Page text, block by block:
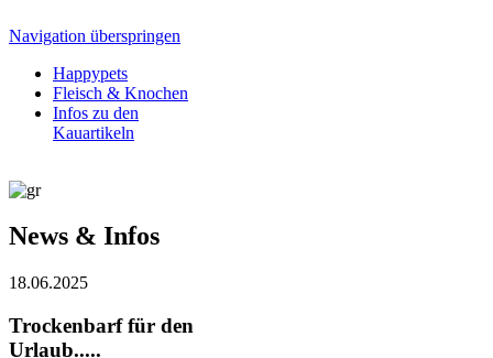
Navigation überspringen
Happypets
Fleisch & Knochen
Infos zu den
Kauartikeln
News & Infos
18.06.2025
Trockenbarf für den
Urlaub.....